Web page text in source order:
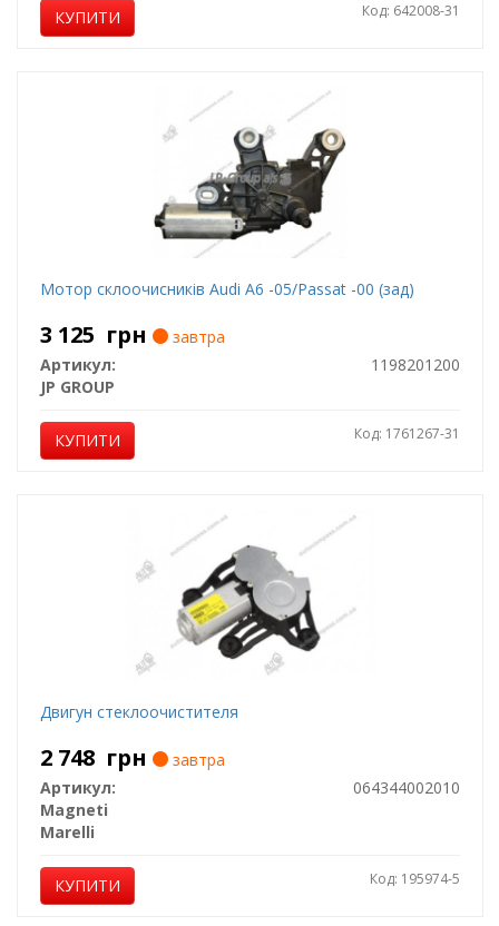
КУПИТИ Код: 642008-31
Мотор склоочисників Audi A6 -05/Passat -00 (зад)
3 125 грн
завтра
Артикул:
1198201200
JP GROUP
КУПИТИ Код: 1761267-31
Двигун стеклоочистителя
2 748 грн
завтра
Артикул:
064344002010
Magneti
Marelli
КУПИТИ Код: 195974-5